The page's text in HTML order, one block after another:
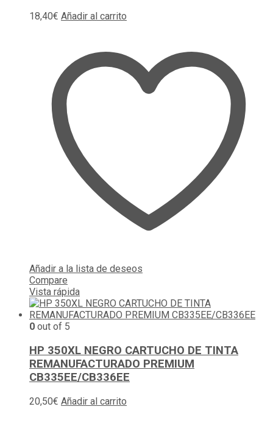
18,40€ Añadir al carrito
Añadir a la lista de deseos
Compare
Vista rápida
0 out of 5
HP 350XL NEGRO CARTUCHO DE TINTA
REMANUFACTURADO PREMIUM
CB335EE/CB336EE
20,50€ Añadir al carrito